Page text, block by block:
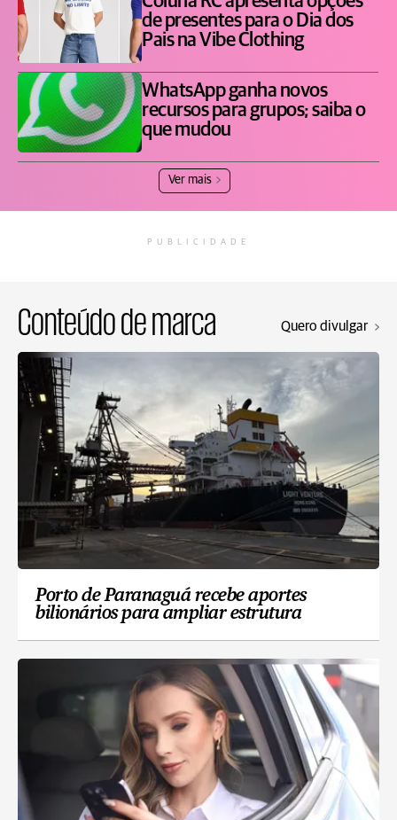
de presentes para o Dia dos
Pais na Vibe Clothing
WhatsApp ganha novos
recursos para grupos; saiba o
que mudou
Ver mais
PUBLICIDADE
Conteúdo de marca Quero divulgar
Porto de Paranaguá recebe aportes
bilionários para ampliar estrutura